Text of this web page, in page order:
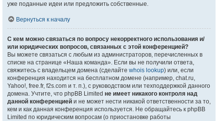
уже поданные идеи или предложить собственные.
Вернуться к началу
С кем можно связаться по вопросу некорректного использования и/
или юридических вопросов, связанных с этой конференцией?
Вы можете связаться с любым из администраторов, перечисленных в
списке на странице «Наша команда». Если вы не получили ответа,
свяжитесь с владельцем домена (сделайте whois lookup) или, если
конференция находится на бесплатном домене (например, chat.ru,
Yahoo!, free.fr, f2s.com и т. п.), с руководством или техподдержкой данного
домена. Учтите, что phpBB Limited не имеет никакого контроля над
данной конференцией и не может нести никакой ответственности за то,
кем и как данная конференция используется. Не обращайтесь к phpBB
Limited по юридическим вопросам (о приостановке работы